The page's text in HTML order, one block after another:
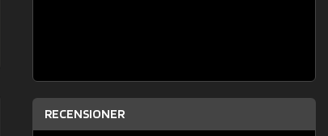
RECENSIONER